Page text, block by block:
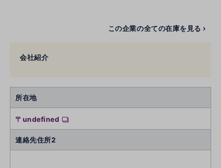
この企業の全ての在庫を見る
会社紹介
所在地
〒undefined
連絡先住所2